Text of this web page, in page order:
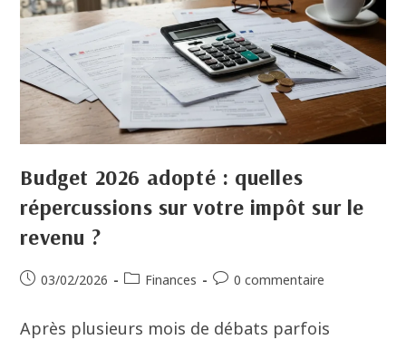
Budget 2026 adopté : quelles
répercussions sur votre impôt sur le
revenu ?
03/02/2026 Finances 0 commentaire
Après plusieurs mois de débats parfois